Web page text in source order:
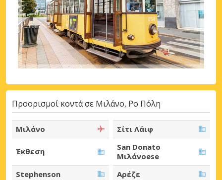
Προορισμοί κοντά σε Μιλάνο, Ρο Πόλη
Μιλάνο Σίτι Λάιφ
Έκθεση
San Donato
Μιλάνοese
Stephenson
Αρέζε